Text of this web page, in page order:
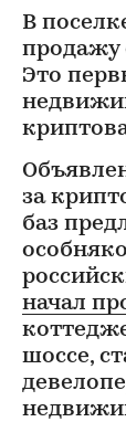
В
продажу
Это
за
баз
начал
шоссе,